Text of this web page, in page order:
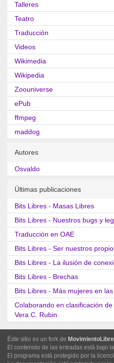
Talleres
Teatro
Traducción
Videos
Wikimedia
Wikipedia
Zoouniverse
ePub
ffmpeg
maddog
Autores
Osvaldo
Últimas publicaciones
Bits Libres - Masas Libres
Bits Libres - Nuestros bugs y
Traducción en OAE
Bits Libres - Ser nuestros
Bits Libres - La ilusión de
Bits Libres - Brechas
Bits Libres - Más mujeres en
Colaborando en clasificación
Vera C. Rubin
Éste sitio es un fork de MovimientoLibre
El contenido de las entradas está bajo
El programa está protegido por la